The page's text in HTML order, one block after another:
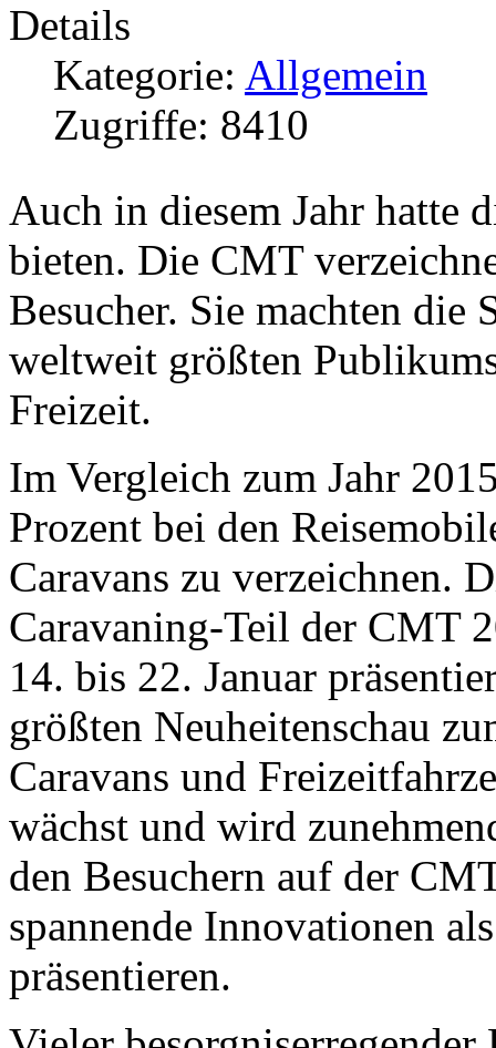
Details
Kategorie: Allgemein
Zugriffe: 8410
Auch in diesem Jahr hatte
bieten. Die CMT
Besucher. Sie machten die
weltweit größten
Freizeit.
Im Vergleich zum Jahr
Prozent bei den
Caravans zu verzeichnen.
Caravaning-Teil der CMT
14. bis 22. Januar
größten Neuheitenschau
Caravans und
wächst und wird
den Besuchern auf der
spannende Innovationen
präsentieren.